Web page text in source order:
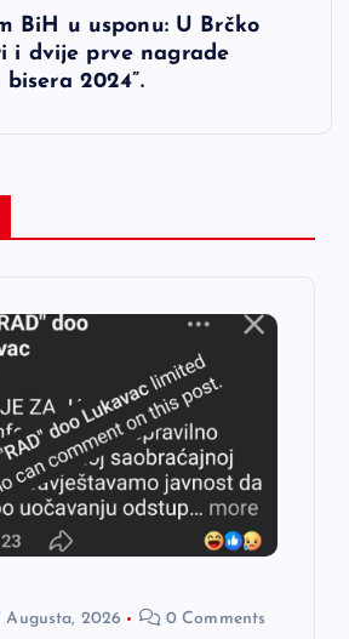
BiH u usponu: U Brčko
i dvije prve nagrade
bisera 2024”.
Augusta, 2026 0 Comments